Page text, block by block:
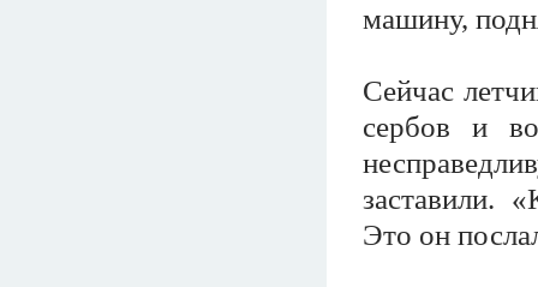
машину,
Сейчас
сербов и
заставили.
Это он